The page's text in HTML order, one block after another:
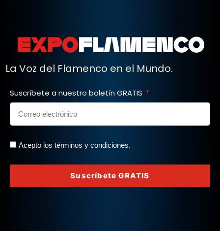
La Voz del Flamenco en el Mundo.
Suscríbete a nuestro boletín GRATIS
Acepto los términos y condiciones.
Suscríbete GRATIS